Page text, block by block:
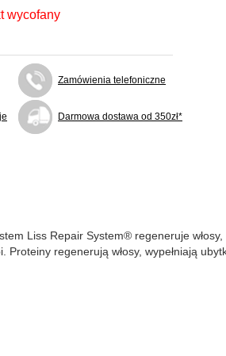
wycofany
Zamówienia telefoniczne
Darmowa dostawa od 350zł*
Liss Repair System® regeneruje
regenerują włosy, wypełniają